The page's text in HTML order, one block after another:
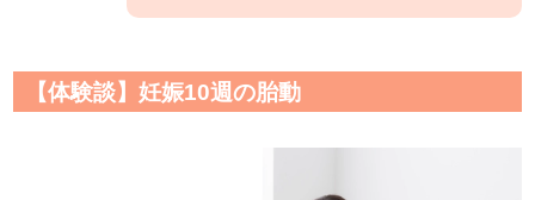
【体験談】妊娠10週の胎動